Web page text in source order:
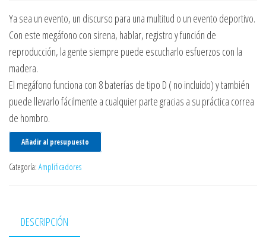
Ya sea un evento, un discurso para una multitud o un evento deportivo.
Con este megáfono con sirena, hablar, registro y función de
reproducción, la gente siempre puede escucharlo esfuerzos con la
madera.
El megáfono funciona con 8 baterías de tipo D ( no incluido) y también
puede llevarlo fácilmente a cualquier parte gracias a su práctica correa
de hombro.
Añadir al presupuesto
Categoría: Amplificadores
DESCRIPCIÓN